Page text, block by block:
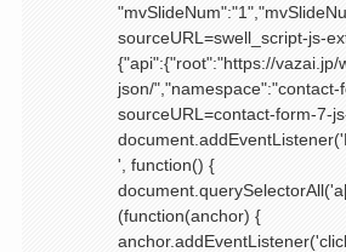
sourceURL=swell_script-js-
{"api":{"root":"https://vazai.jp/
json/
sourceURL=contact-form-7-
', function() {
(function(anchor) {